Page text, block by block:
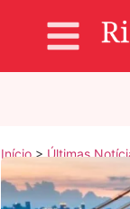
Início>Últimas